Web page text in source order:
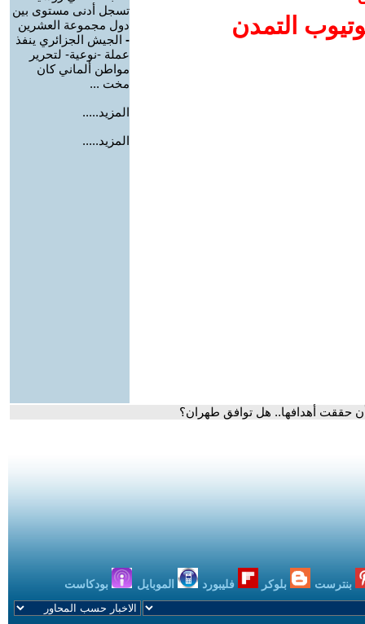
التمدن
تسجل أدنى مستوى بين
دول مجموعة العشرين
- الجيش الجزائري ينفذ
عملة -نوعية- لتحرير
مواطن ألماني كان
مخت ...
المزيد.....
المزيد.....
أن حققت أهدافها.. هل توافق طهران؟
بنترست بلوكر فليبورد الموبايل بودكاست